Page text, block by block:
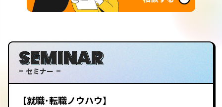
SEMINAR
セミナー
【就職･転職ノウハウ】